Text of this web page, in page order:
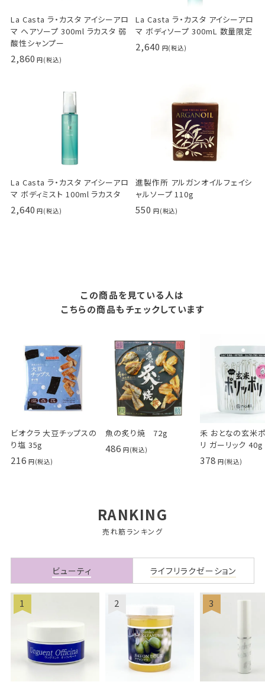
La Casta ラ・カスタ アイシーアロ
マ ヘアソープ 300ml ラカスタ 弱
酸性シャンプー
2,860
La Casta ラ・カスタ アイシーアロ
マ ボディソープ 300mL 数量限定
2,640
La Casta ラ・カスタ アイシーアロ
マ ボディミスト 100ml ラカスタ
2,640
進製作所 アルガンオイルフェイシ
ャルソープ 110g
550
この商品を見ている人は
こちらの商品もチェックしています
ビオクラ 大豆チップスの
り塩 35g
216
魚の炙り焼 72g
486
禾 おとなの玄米
リ ガーリック 40g
378
RANKING
売れ筋ランキング
ビューティ ライフリラクゼーション